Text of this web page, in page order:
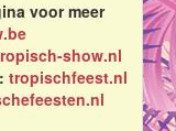
voor meer
show.nl
tropischfeest.nl